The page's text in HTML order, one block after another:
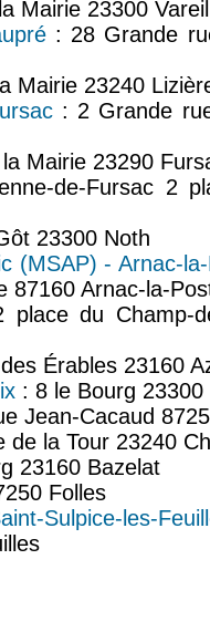
Mairie 23300
: 28 Grande
Mairie 23240
: 2 Grande
Mairie 23290
de-Fursac 2
23300 Noth
(MSAP) - Arnac-
87160 Arnac-la-
place du Champ-
Érables 23160
: 8 le Bourg
Jean-Cacaud
de la Tour 23240
23160 Bazelat
Folles
Sulpice-les-